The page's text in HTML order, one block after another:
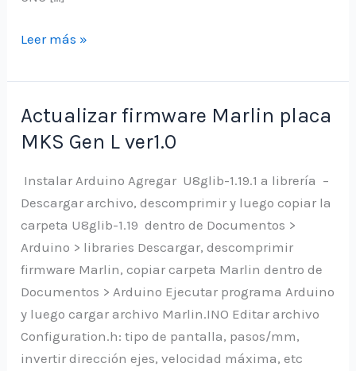
Encendido
apagado
automático
en
CNC
Leer más »
Actualizar firmware Marlin placa
MKS Gen L ver1.0
Instalar Arduino Agregar U8glib-1.19.1 a librería –
Descargar archivo, descomprimir y luego copiar la
carpeta U8glib-1.19 dentro de Documentos >
Arduino > libraries Descargar, descomprimir
firmware Marlin, copiar carpeta Marlin dentro de
Documentos > Arduino Ejecutar programa Arduino
y luego cargar archivo Marlin.INO Editar archivo
Configuration.h: tipo de pantalla, pasos/mm,
invertir dirección ejes, velocidad máxima, etc